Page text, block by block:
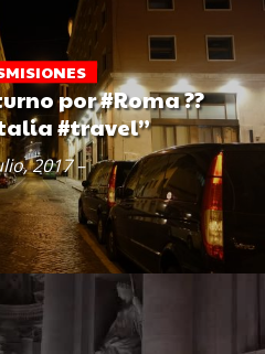
por #Roma ??
#travel”
2017 –